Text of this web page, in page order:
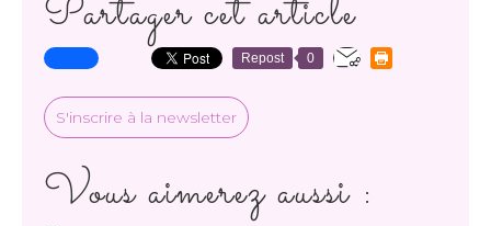
Partager cet article
Repost 0
S'inscrire à la newsletter
Vous aimerez aussi :